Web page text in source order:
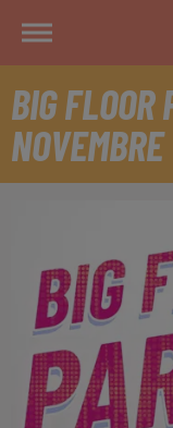
BIG FLOOR
NOVEMBRE